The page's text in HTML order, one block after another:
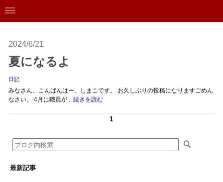
2024/6/21
夏になるよ
日記
みなさん、こんばんはー。しまこです。 お久しぶりの投稿になりますごめん
なさい。 4月に職員が... 続きを読む
1
最新記事